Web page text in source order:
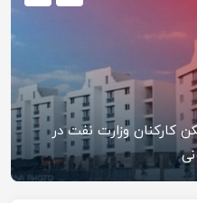
کارکنان وزارت نفت در